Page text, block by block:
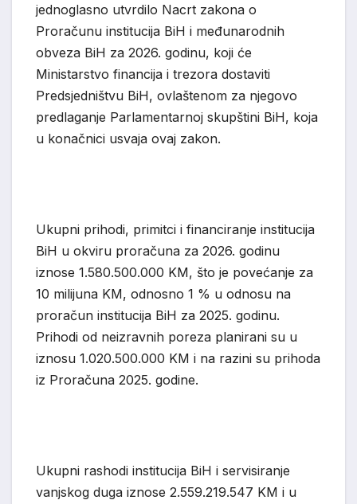
jednoglasno utvrdilo Nacrt zakona o
Proračunu institucija BiH i međunarodnih
obveza BiH za 2026. godinu, koji će
Ministarstvo financija i trezora dostaviti
Predsjedništvu BiH, ovlaštenom za njegovo
predlaganje Parlamentarnoj skupštini BiH, koja
u konačnici usvaja ovaj zakon.
Ukupni prihodi, primitci i financiranje institucija
BiH u okviru proračuna za 2026. godinu
iznose 1.580.500.000 KM, što je povećanje za
10 milijuna KM, odnosno 1 % u odnosu na
proračun institucija BiH za 2025. godinu.
Prihodi od neizravnih poreza planirani su u
iznosu 1.020.500.000 KM i na razini su prihoda
iz Proračuna 2025. godine.
Ukupni rashodi institucija BiH i servisiranje
vanjskog duga iznose 2.559.219.547 KM i u